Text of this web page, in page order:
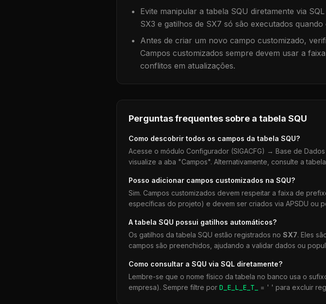
Evite manipular a tabela SQU diretamente via
SX3 e gatilhos de SX7 só são executados
Antes de criar um novo campo customizado,
Campos customizados sempre devem usar a
conflitos em atualizações.
Perguntas frequentes sobre a tabela SQU
Como descobrir todos os campos da tabela SQU?
Acesse o módulo Configurador (SIGACFG) → Base de
visualize a aba "Campos". Alternativamente, consulte a tabela
Posso adicionar campos customizados na SQU?
Sim. Campos customizados devem respeitar a faixa de
específicas do projeto) e devem ser criados via APSDU ou
A tabela SQU possui gatilhos automáticos?
Os gatilhos da tabela SQU estão registrados no SX7. Eles
campos são preenchidos, ajudando a validar dados ou
Como consultar a SQU via SQL diretamente?
Lembre-se que o nome físico da tabela no banco usa o
empresa). Sempre filtre por D_E_L_E_T_ = ' ' para excluir